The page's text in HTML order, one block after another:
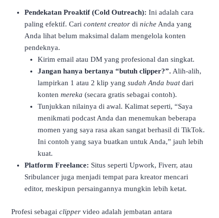
Pendekatan Proaktif (Cold Outreach): Ini adalah cara
paling efektif. Caricontent creator dinicheAnda yang
Anda lihat belum maksimal dalam mengelola konten
pendeknya.
Kirim email atau DM yang profesional dan singkat.
Jangan hanya bertanya “butuh clipper?”. Alih-alih,
lampirkan 1 atau 2 klip yangsudah Anda buatdari
kontenmereka (secara gratis sebagai contoh).
Tunjukkan nilainya di awal. Kalimat seperti, “Saya
menikmati podcast Anda dan menemukan beberapa
momen yang saya rasa akan sangat berhasil di TikTok.
Ini contoh yang saya buatkan untuk Anda,” jauh lebih
kuat.
Platform Freelance: Situs seperti Upwork, Fiverr, atau
Sribulancer juga menjadi tempat para kreator mencari
editor, meskipun persaingannya mungkin lebih ketat.
Profesi sebagai clipper video adalah jembatan antara